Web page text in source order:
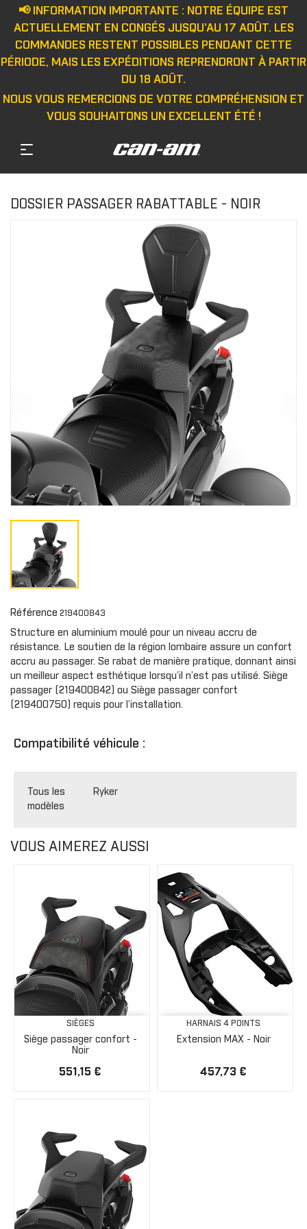
📢 INFORMATION IMPORTANTE : NOTRE ÉQUIPE EST
ACTUELLEMENT EN CONGÉS JUSQU'AU 17 AOÛT. LES
COMMANDES RESTENT POSSIBLES PENDANT CETTE
PÉRIODE, MAIS LES EXPÉDITIONS REPRENDRONT À PARTIR
DU 18 AOÛT.
NOUS VOUS REMERCIONS DE VOTRE COMPRÉHENSION ET
VOUS SOUHAITONS UN EXCELLENT ÉTÉ !
DOSSIER PASSAGER RABATTABLE - NOIR
Référence 219400843
Structure en aluminium moulé pour un niveau accru de
résistance. Le soutien de la région lombaire assure un confort
accru au passager. Se rabat de manière pratique, donnant ainsi
un meilleur aspect esthétique lorsqu’il n’est pas utilisé. Siège
passager (219400842) ou Siège passager confort
(219400750) requis pour l’installation.
Compatibilité véhicule :
Tous les
modèles
Ryker
VOUS AIMEREZ AUSSI
SIÈGES
Siège passager confort -
Noir
551,15 €
HARNAIS 4 POINTS
Extension MAX - Noir
457,73 €